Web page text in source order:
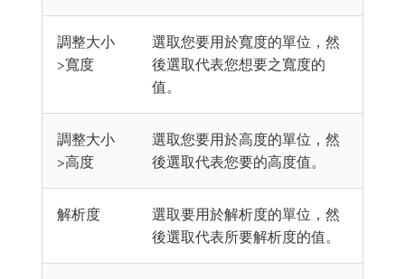
調整大小
>寬度
選取您要用於寬度的單位，然
後選取代表您想要之寬度的
值。
調整大小
>高度
選取您要用於高度的單位，然
後選取代表您要的高度值。
解析度
選取要用於解析度的單位，然
後選取代表所要解析度的值。